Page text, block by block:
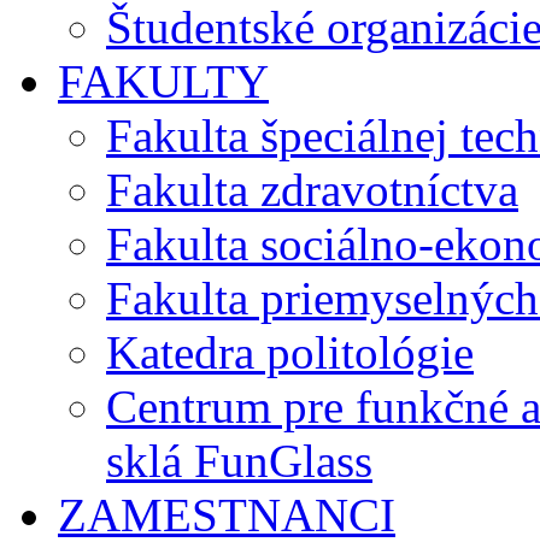
Študentské
FAKULTY
Fakulta špeciálnej
Fakulta zdravotníctva
Fakulta sociálno-
Fakulta
Katedra politológie
Centrum pre funkčné
sklá FunGlass
ZAMESTNANCI